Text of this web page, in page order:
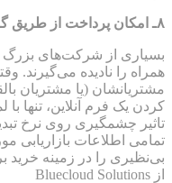
۸ـ امکان پرداخت از طریق
بسیاری از شرکت‌های
همراه را نادیده می‌گیرند.
مشتریانشان (یا مشتریان
کردن یک فرم آنلاین، تنها
تاثیر چشمگیری روی نرخ
تمامی اطلاعات بازاریابی
بی‌نظیری را در زمینه خرید
از Bluecloud Solutions